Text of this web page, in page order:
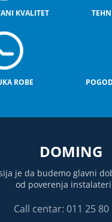
KVALITET
ROBE
DOMING
je da budemo glavni
od poverenja
Call centar: 011 25 80